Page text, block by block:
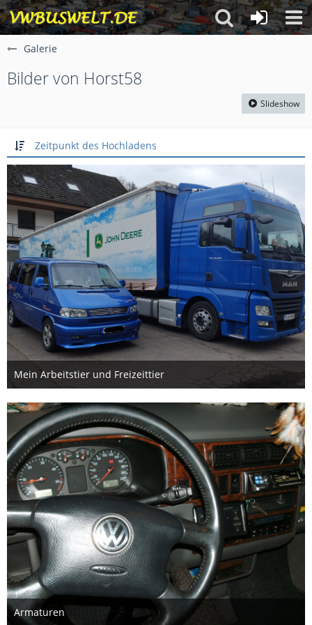
Galerie
Bilder von Horst58
Slideshow
Zeitpunkt des Hochladens
Mein Arbeitstier und Freizeittier
14. März 2025
1
Armaturen